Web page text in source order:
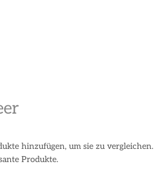
hinzufügen, um sie zu vergleichen.
Produkte.